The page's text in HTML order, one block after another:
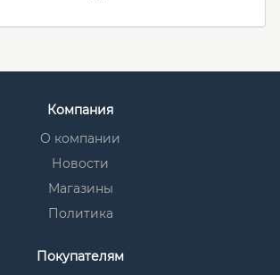
Компания
О компании
Новости
Магазины
Политика
Покупателям